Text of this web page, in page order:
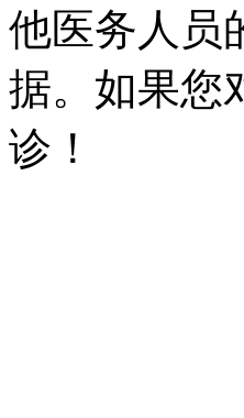
他医务人员
据。如果您
诊！